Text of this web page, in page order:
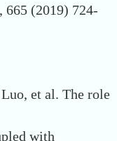
665 (2019) 724-
et al. The role
with